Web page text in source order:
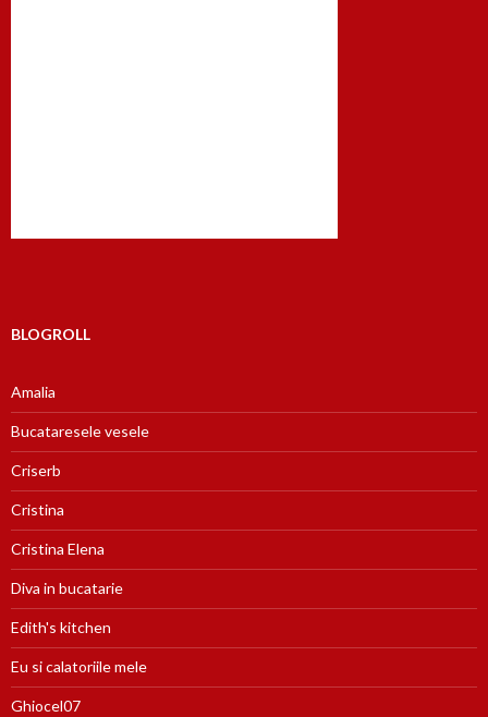
BLOGROLL
Amalia
Bucataresele vesele
Criserb
Cristina
Cristina Elena
Diva in bucatarie
Edith's kitchen
Eu si calatoriile mele
Ghiocel07